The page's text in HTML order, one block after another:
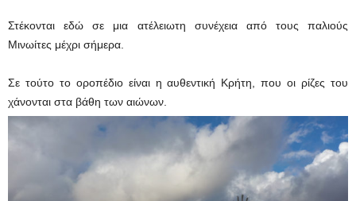
Στέκονται εδώ σε μια ατέλειωτη συνέχεια από τους παλιούς
Μινωίτες μέχρι σήμερα.
Σε τούτο το οροπέδιο είναι η αυθεντική Κρήτη, που οι ρίζες του
χάνονται στα βάθη των αιώνων.